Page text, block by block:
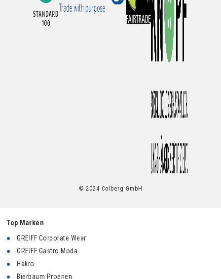
© 2024 Colberg GmbH
Top Marken
GREIFF Corporate Wear
GREIFF Gastro Moda
Hakro
Bierbaum Proenen